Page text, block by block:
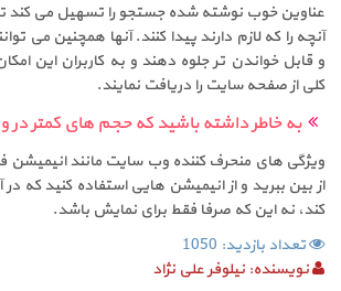
عناوین خوب نوشته شده جستجو را تسهیل می کند تا
آنچه را که لازم دارند پیدا کنند. آنها همچنین می
و قابل خواندن تر جلوه دهند و به کاربران این
کلی از صفحه سایت را دریافت نمایند.
به خاطر داشته باشید که حجم های کمتر در
ویژگی های منحرف کننده وب سایت مانند انیمیشن
از بین ببرید و از انیمیشن هایی استفاده کنید که
کند، نه این که صرفا فقط برای نمایش باشد.
تعداد بازدید: 1050
نویسنده: نیلوفر علی نژاد